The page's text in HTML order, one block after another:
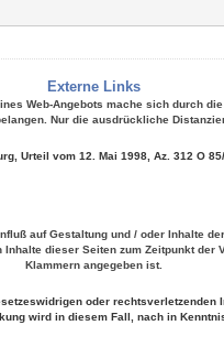
Externe Links
Web-Angebots mache sich durch
Nur die ausdrückliche
Urteil vom 12. Mai 1998, Az. 312 O 85/
auf Gestaltung und / oder Inhalte
dieser Seiten zum Zeitpunkt
Klammern angegeben ist.
oder
wird in diesem Fall, nach in